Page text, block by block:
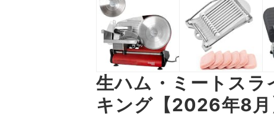
生ハム・ミートスラ
キング【2026年8月